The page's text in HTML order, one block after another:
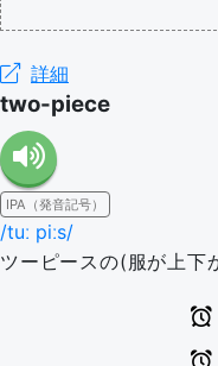
詳細
two-piece
IPA（発音記号）
/tuː piːs/
ツーピースの(服が上下